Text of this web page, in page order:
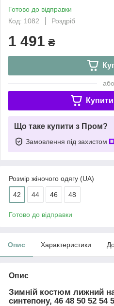
Готово до відправки
Код: 1082
Роздріб
1 491 ₴
або
Що таке купити з Пром?
Замовлення під захистом
Розмір жіночого одягу (UA)
42 44 46 48
Готово до відправки
Опис Характеристики
Опис
Зимній костюм лижний на
синтепону, 46 48 50 52 54